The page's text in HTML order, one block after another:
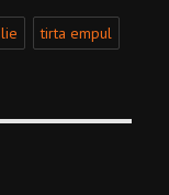
lie tirta empul